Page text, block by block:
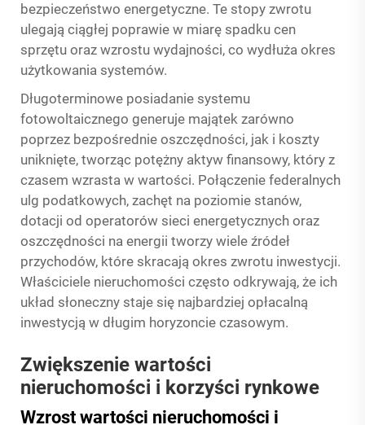
bezpieczeństwo energetyczne. Te stopy zwrotu
ulegają ciągłej poprawie w miarę spadku cen
sprzętu oraz wzrostu wydajności, co wydłuża okres
użytkowania systemów.
Długoterminowe posiadanie systemu
fotowoltaicznego generuje majątek zarówno
poprzez bezpośrednie oszczędności, jak i koszty
uniknięte, tworząc potężny aktyw finansowy, który z
czasem wzrasta w wartości. Połączenie federalnych
ulg podatkowych, zachęt na poziomie stanów,
dotacji od operatorów sieci energetycznych oraz
oszczędności na energii tworzy wiele źródeł
przychodów, które skracają okres zwrotu inwestycji.
Właściciele nieruchomości często odkrywają, że ich
układ słoneczny staje się najbardziej opłacalną
inwestycją w długim horyzoncie czasowym.
Zwiększenie wartości
nieruchomości i korzyści rynkowe
Wzrost wartości nieruchomości i